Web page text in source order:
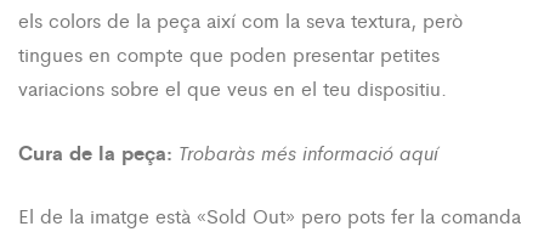
els colors de la peça així com la seva textura, però
tingues en compte que poden presentar petites
variacions sobre el que veus en el teu dispositiu.
Cura de la peça: Trobaràs més informació aquí
El de la imatge està «Sold Out» pero pots fer la comanda